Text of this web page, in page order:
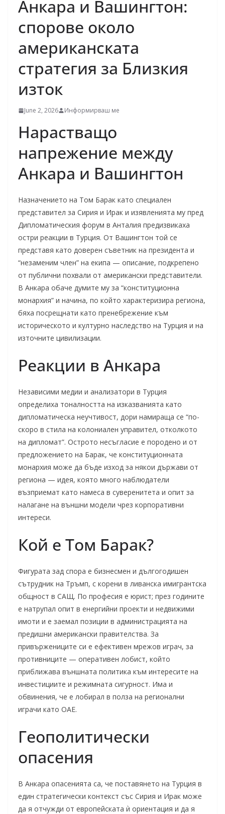
Анкара и Вашингтон:
спорове около
американската
стратегия за Близкия
изток
June 2, 2026 Информирваш ме
Нарастващо
напрежение между
Анкара и Вашингтон
Назначението на Том Барак като специален
представител за Сирия и Ирак и изявленията му пред
Дипломатическия форум в Анталия предизвикаха
остри реакции в Турция. От Вашингтон той се
представя като доверен съветник на президента и
“незаменим член” на екипа — описание, подкрепено
от публични похвали от американски представители.
В Анкара обаче думите му за “конституционна
монархия” и начина, по който характеризира региона,
бяха посрещнати като пренебрежение към
историческото и културно наследство на Турция и на
източните цивилизации.
Реакции в Анкара
Независими медии и анализатори в Турция
определиха тоналността на изказванията като
дипломатическа неучтивост, дори намираща се “по-
скоро в стила на колониален управител, отколкото
на дипломат”. Острото несъгласие е породено и от
предложението на Барак, че конституционната
монархия може да бъде изход за някои държави от
региона — идея, която много наблюдатели
възприемат като намеса в суверенитета и опит за
налагане на външни модели чрез корпоративни
интереси.
Кой е Том Барак?
Фигурата зад спора е бизнесмен и дългогодишен
сътрудник на Тръмп, с корени в ливанска имигрантска
общност в САЩ. По професия е юрист; през годините
е натрупал опит в енергийни проекти и недвижими
имоти и е заемал позиции в администрацията на
предишни американски правителства. За
привържениците си е ефективен мрежов играч, за
противниците — оперативен лобист, който
приближава външната политика към интересите на
инвестициите и режимната сигурност. Има и
обвинения, че е лобирал в полза на регионални
играчи като ОАЕ.
Геополитически
опасения
В Анкара опасенията са, че поставянето на Турция в
един стратегически контекст със Сирия и Ирак може
да я отчужди от европейската ѝ ориентация и да я